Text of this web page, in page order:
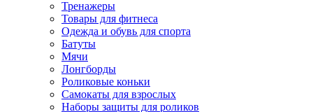
Тренажеры
Товары для фитнеса
Одежда и обувь для спорта
Батуты
Мячи
Лонгборды
Роликовые коньки
Самокаты для взрослых
Наборы защиты для роликов